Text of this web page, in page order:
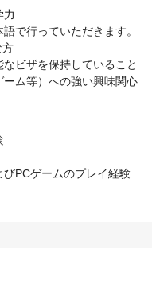
力
で行っていただきます。
方
ビザを保持していること
ム等）への強い興味関心
PCゲームのプレイ経験